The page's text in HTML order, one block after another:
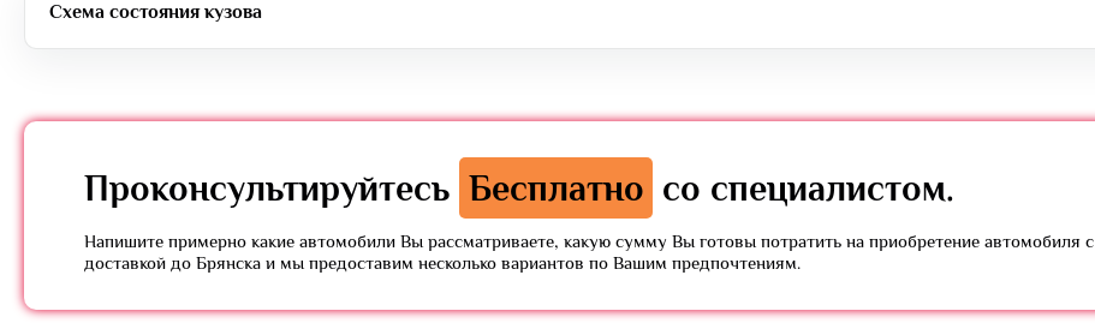
Схема состояния кузова
Проконсультируйтесь Бесплатно со специалистом.
Напишите примерно какие автомобили Вы рассматриваете, какую сумму Вы готовы потратить на приобретение автомобиля с
доставкой до Брянска и мы предоставим несколько вариантов по Вашим предпочтениям.